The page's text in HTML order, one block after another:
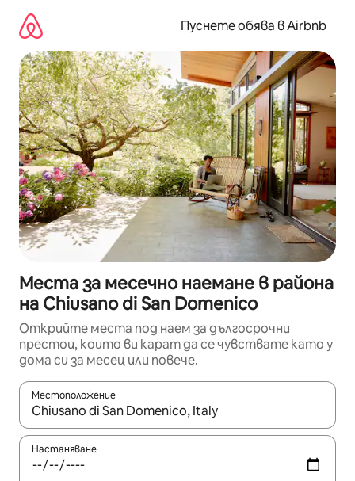
съдържанието
Пуснете обява в Airbnb
Места за месечно наемане в района
на Chiusano di San Domenico
Открийте места под наем за дългосрочни
престои, които ви карат да се чувствате като у
дома си за месец или повече.
Местоположение
Когато резултатите се покажат, използвайте
Настаняване